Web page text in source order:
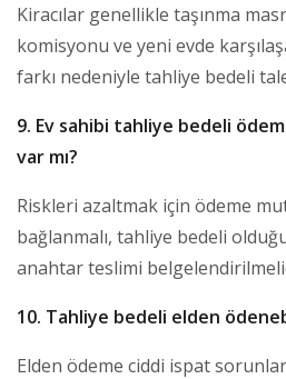
Kiracılar genellikle taşınma
komisyonu ve yeni evde
farkı nedeniyle tahliye bedeli
9. Ev sahibi tahliye bedeli
var mı?
Riskleri azaltmak için ödeme
bağlanmalı, tahliye bedeli
anahtar teslimi
10. Tahliye bedeli elden
Elden ödeme ciddi ispat